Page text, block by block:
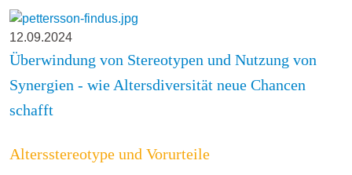
12.09.2024
Überwindung von Stereotypen und Nutzung von
Synergien - wie Altersdiversität neue Chancen
schafft
Altersstereotype und Vorurteile